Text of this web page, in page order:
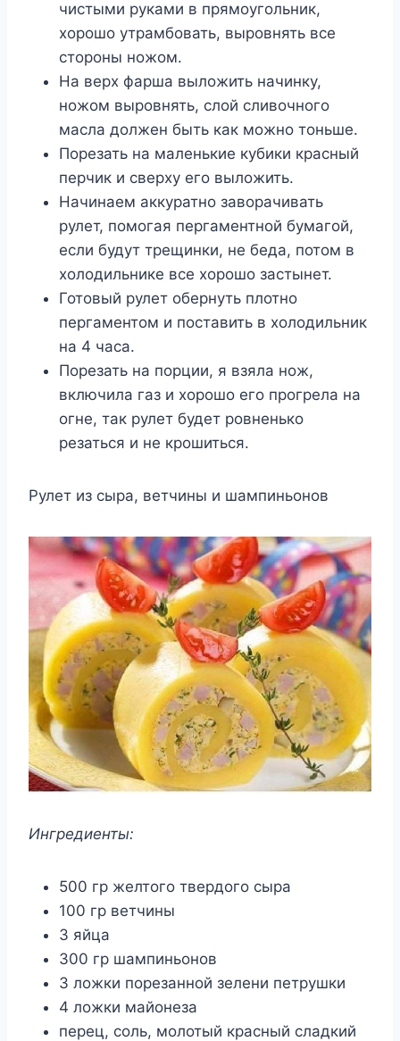
чистыми руками в прямоугольник,
хорошо утрамбовать, выровнять все
стороны ножом.
На верх фарша выложить начинку,
ножом выровнять, слой сливочного
масла должен быть как можно тоньше.
Порезать на маленькие кубики красный
перчик и сверху его выложить.
Начинаем аккуратно заворачивать
рулет, помогая пергаментной бумагой,
если будут трещинки, не беда, потом в
холодильнике все хорошо застынет.
Готовый рулет обернуть плотно
пергаментом и поставить в холодильник
на 4 часа.
Порезать на порции, я взяла нож,
включила газ и хорошо его прогрела на
огне, так рулет будет ровненько
резаться и не крошиться.
Рулет из сыра, ветчины и шампиньонов
Ингредиенты:
500 гр желтого твердого сыра
100 гр ветчины
3 яйца
300 гр шампиньонов
3 ложки порезанной зелени петрушки
4 ложки майонеза
перец, соль, молотый красный сладкий